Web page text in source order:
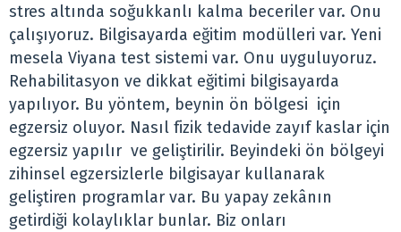
stres altında soğukkanlı kalma beceriler var. Onu
çalışıyoruz. Bilgisayarda eğitim modülleri var. Yeni
mesela Viyana test sistemi var. Onu uyguluyoruz.
Rehabilitasyon ve dikkat eğitimi bilgisayarda
yapılıyor. Bu yöntem, beynin ön bölgesi için
egzersiz oluyor. Nasıl fizik tedavide zayıf kaslar için
egzersiz yapılır ve geliştirilir. Beyindeki ön bölgeyi
zihinsel egzersizlerle bilgisayar kullanarak
geliştiren programlar var. Bu yapay zekânın
getirdiği kolaylıklar bunlar. Biz onları